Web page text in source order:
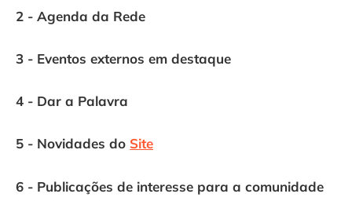
2 - Agenda da Rede
3 - Eventos externos em destaque
4 - Dar a Palavra
5 - Novidades do Site
6 - Publicações de interesse para a comunidade